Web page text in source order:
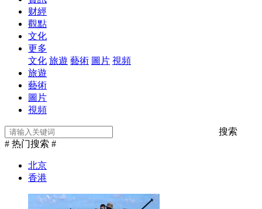
财經
觀點
文化
更多
文化 旅遊 藝術 圖片 視頻
旅遊
藝術
圖片
視頻
搜索
# 热门搜索 #
北京
香港